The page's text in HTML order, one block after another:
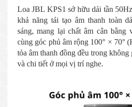
Loa JBL KPS1 sở hữu dải tần
khả năng tái tạo âm thanh toàn
sáng, mang lại chất âm cân bằng
cùng góc phủ âm rộng 100° × 70°
tỏa âm thanh đồng đều trong không
và chi tiết ở mọi vị trí nghe.